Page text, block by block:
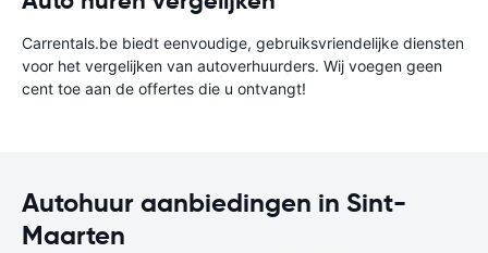
Carrentals.be biedt eenvoudige, gebruiksvriendelijke diensten
voor het vergelijken van autoverhuurders. Wij voegen geen
cent toe aan de offertes die u ontvangt!
Autohuur aanbiedingen in Sint-
Maarten